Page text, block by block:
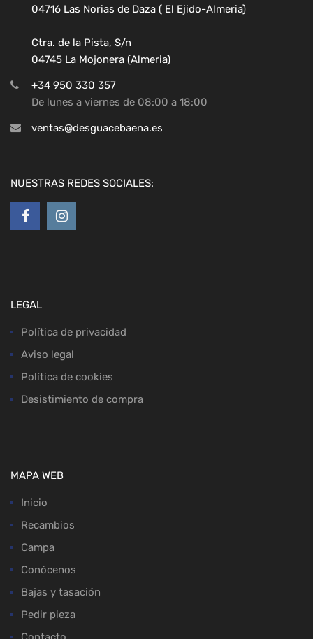
04716 Las Norias de Daza ( El Ejido-Almeria)
Ctra. de la Pista, S/n
04745 La Mojonera (Almeria)
+34 950 330 357
De lunes a viernes de 08:00 a 18:00
ventas@desguacebaena.es
NUESTRAS REDES SOCIALES:
LEGAL
Política de privacidad
Aviso legal
Política de cookies
Desistimiento de compra
MAPA WEB
Inicio
Recambios
Campa
Conócenos
Bajas y tasación
Pedir pieza